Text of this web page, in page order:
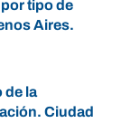
tipo de
Aires.
de la
Ciudad